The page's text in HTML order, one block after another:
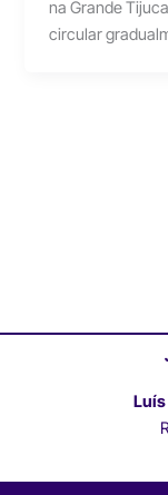
na Grande
circular
Luís